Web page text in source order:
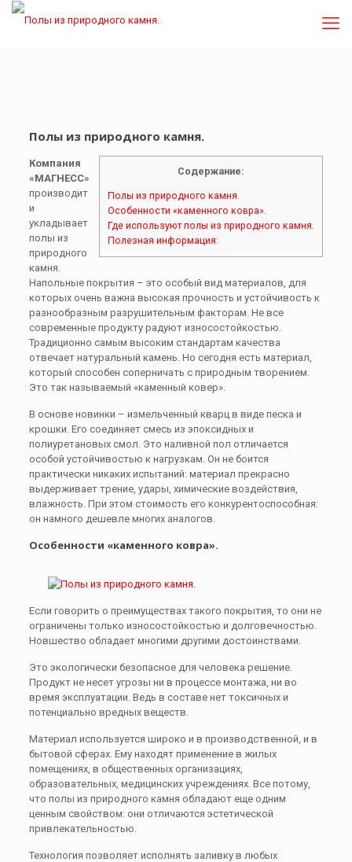
Полы из природного камня.
Содержание:
Полы из природного камня.
Особенности «каменного ковра».
Где используют полы из природного камня.
Полезная информация:
Компания
«МАГНЕСС»
производит
и
укладывает
полы из
природного
камня.
Напольные покрытия – это особый вид материалов, для
которых очень важна высокая прочность и устойчивость к
разнообразным разрушительным факторам. Не все
современные продукту радуют износостойкостью.
Традиционно самым высоким стандартам качества
отвечает натуральный камень. Но сегодня есть материал,
который способен соперничать с природным творением.
Это так называемый «каменный ковер».
В основе новинки – измельченный кварц в виде песка и
крошки. Его соединяет смесь из эпоксидных и
полиуретановых смол. Это наливной пол отличается
особой устойчивостью к нагрузкам. Он не боится
практически никаких испытаний: материал прекрасно
выдерживает трение, удары, химические воздействия,
влажность. При этом стоимость его конкурентоспособная:
он намного дешевле многих аналогов.
Особенности «каменного ковра».
Если говорить о преимуществах такого покрытия, то они не
ограничены только износостойкостью и долговечностью.
Новшество обладает многими другими достоинствами.
Это экологически безопасное для человека решение.
Продукт не несет угрозы ни в процессе монтажа, ни во
время эксплуатации. Ведь в составе нет токсичных и
потенциально вредных веществ.
Материал используется широко и в производственной, и в
бытовой сферах. Ему находят применение в жилых
помещениях, в общественных организациях,
образовательных, медицинских учреждениях. Все потому,
что полы из природного камня обладают еще одним
ценным свойством: они отличаются эстетической
привлекательностью.
Технология позволяет исполнять заливку в любых